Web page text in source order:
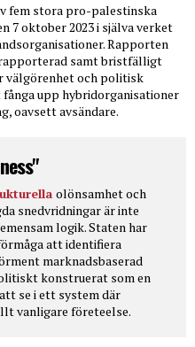
fem stora pro-palestinska
7 oktober 2023 i själva verket
Rapporten
samt bristfälligt
välgörenhet och politisk
upp hybridorganisationer
oavsett avsändare.
olönsamhet och
snedvridningar är inte
logik. Staten har
att identifiera
marknadsbaserad
konstruerat som en
se i ett system där
vanligare företeelse.